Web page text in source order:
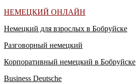
НЕМЕЦКИЙ ОНЛАЙН
Немецкий для взрослых в Бобруйске
Разговорный немецкий
Корпоративный немецкий в Бобруйске
Business Deutsche